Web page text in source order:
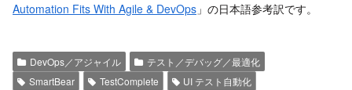
Automation Fits With Agile & DevOps 」の日本語参考訳です。
DevOps／アジャイル
テスト／デバッグ／最適化
SmartBear
TestComplete UI テスト自動化